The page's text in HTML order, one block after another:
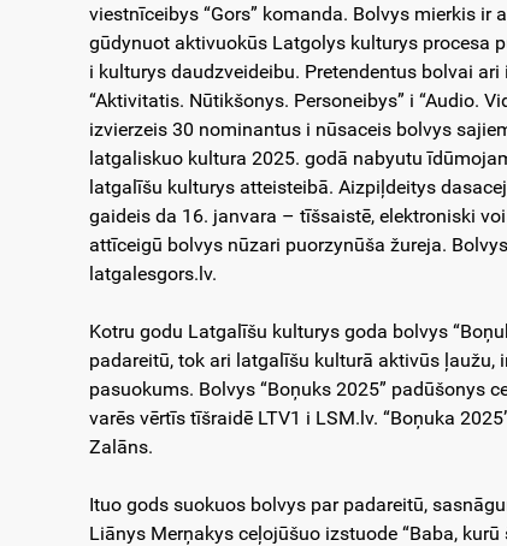
viestnīceibys “Gors” komanda. Bolvys mierkis
gūdynuot aktivuokūs Latgolys kulturys procesa
i kulturys daudzveideibu. Pretendentus bolvai
“Aktivitatis. Nūtikšonys. Personeibys” i “Audio.
izvierzeis 30 nominantus i nūsaceis bolvys
latgaliskuo kultura 2025. godā nabyutu
latgalīšu kulturys atteisteibā. Aizpiļdeitys
gaideis da 16. janvara – tīšsaistē, elektroniski
attīceigū bolvys nūzari puorzynūša žureja.
latgalesgors.lv.
Kotru godu Latgalīšu kulturys goda bolvys
padareitū, tok ari latgalīšu kulturā aktivūs
pasuokums. Bolvys “Boņuks 2025” padūšonys
varēs vērtīs tīšraidē LTV1 i LSM.lv. “Boņuka
Zalāns.
Ituo gods suokuos bolvys par padareitū,
Liānys Merņakys ceļojūšuo izstuode “Baba,